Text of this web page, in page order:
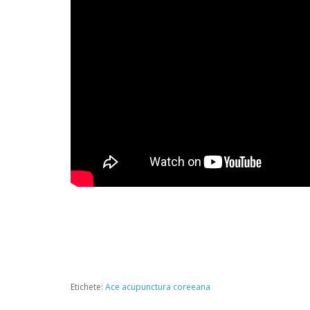
Etichete: Ace acupunctura coreeana